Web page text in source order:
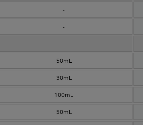
-
-
50mL
30mL
100mL
50mL